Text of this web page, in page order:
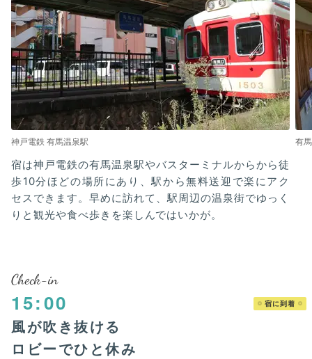
神戸電鉄 有馬温泉駅 有
宿は神戸電鉄の有馬温泉駅やバスターミナルからから徒
歩10分ほどの場所にあり、駅から無料送迎で楽にアク
セスできます。早めに訪れて、駅周辺の温泉街でゆっく
りと観光や食べ歩きを楽しんではいかが。
Check-in
15:00 宿に到着
風が吹き抜ける
ロビーでひと休み